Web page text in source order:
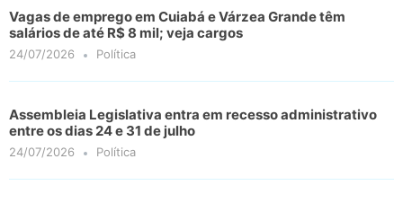
Vagas de emprego em Cuiabá e Várzea Grande têm
salários de até R$ 8 mil; veja cargos
24/07/2026 Política
Assembleia Legislativa entra em recesso administrativo
entre os dias 24 e 31 de julho
24/07/2026 Política